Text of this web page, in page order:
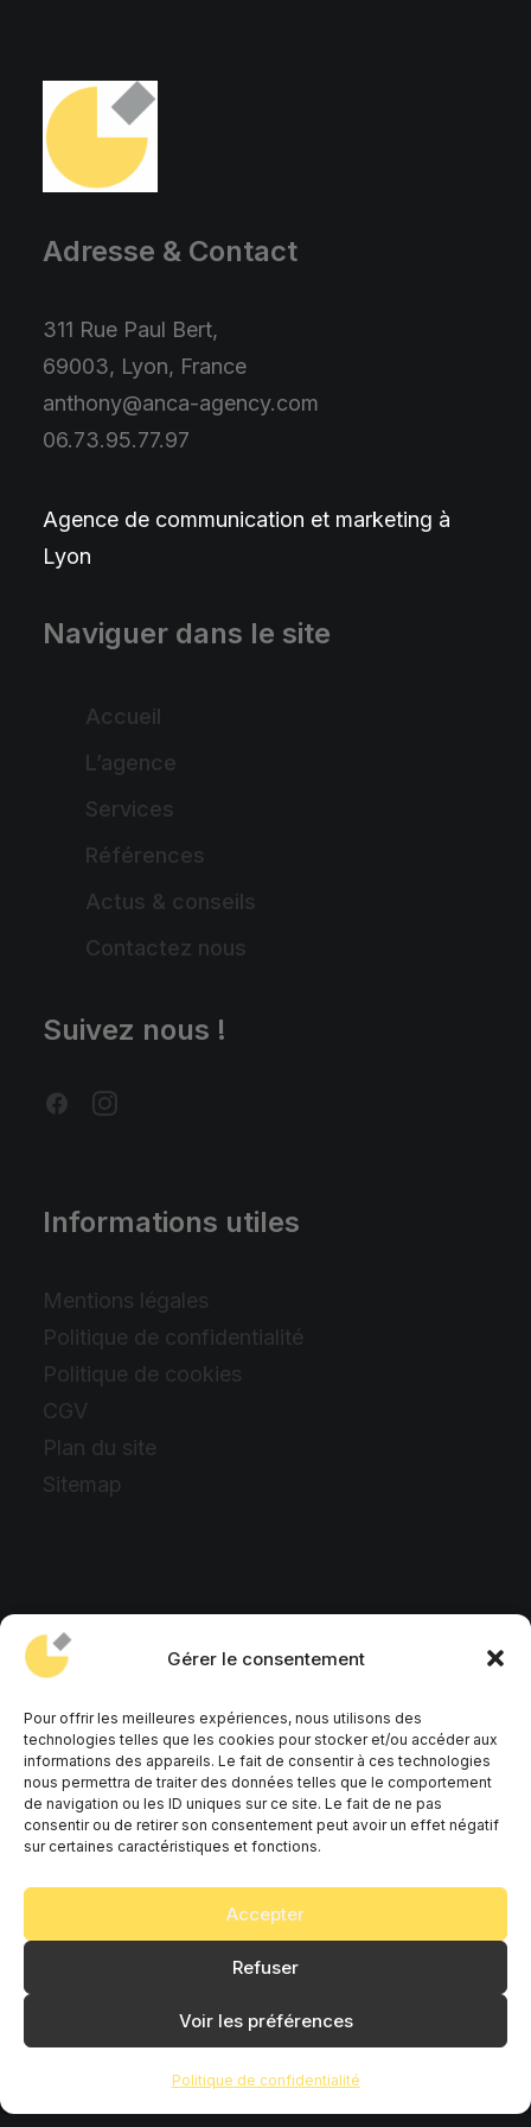
Gérer le consentement
Pour offrir les meilleures expériences, nous utilisons des
technologies telles que les cookies pour stocker et/ou accéder aux
informations des appareils. Le fait de consentir à ces technologies
nous permettra de traiter des données telles que le comportement
de navigation ou les ID uniques sur ce site. Le fait de ne pas
consentir ou de retirer son consentement peut avoir un effet négatif
sur certaines caractéristiques et fonctions.
Accepter
Refuser
Voir les préférences
Politique de confidentialité
Adresse & Contact
311 Rue Paul Bert,
69003, Lyon, France
anthony@anca-agency.com
06.73.95.77.97
Agence de communication et marketing à
Lyon
Naviguer dans le site
Accueil
L’agence
Services
Références
Actus & conseils
Contactez nous
Suivez nous !
Informations utiles
Mentions légales
Politique de confidentialité
Politique de cookies
CGV
Plan du site
Sitemap
© 2026 ANCA AGENCY. All rights reserved